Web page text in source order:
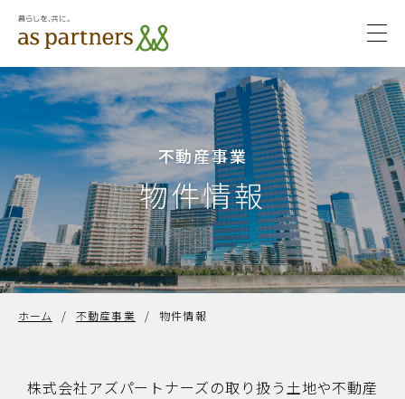
不動産事業
物件情報
ホーム / 不動産事業 / 物件情報
株式会社アズパートナーズの取り扱う土地や不動産
サステナビ
リティ
サステ
ナビリ
ティ